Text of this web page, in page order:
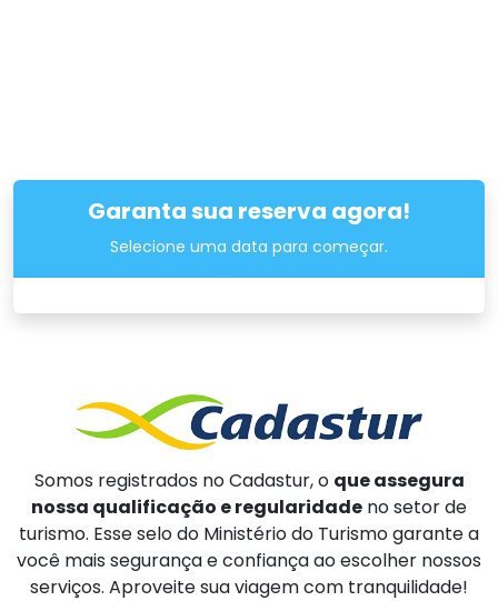
Garanta sua reserva agora!
Selecione uma data para começar.
Somos registrados no Cadastur, o que assegura
nossa qualificação e regularidade no setor de
turismo. Esse selo do Ministério do Turismo garante a
você mais segurança e confiança ao escolher nossos
serviços. Aproveite sua viagem com tranquilidade!